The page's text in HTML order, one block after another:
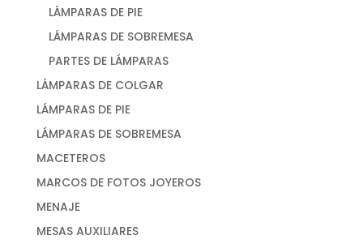
LÁMPARAS DE PIE
LÁMPARAS DE SOBREMESA
PARTES DE LÁMPARAS
LÁMPARAS DE COLGAR
LÁMPARAS DE PIE
LÁMPARAS DE SOBREMESA
MACETEROS
MARCOS DE FOTOS JOYEROS
MENAJE
MESAS AUXILIARES